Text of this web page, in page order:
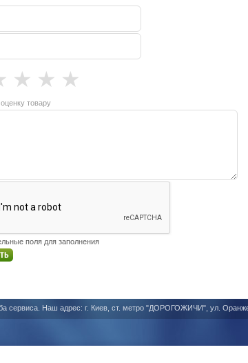
★
★
★
товару
поля для заполнения
сервиса. Наш адрес: г. Киев, ст. метро "ДОРОГОЖИЧИ", ул.